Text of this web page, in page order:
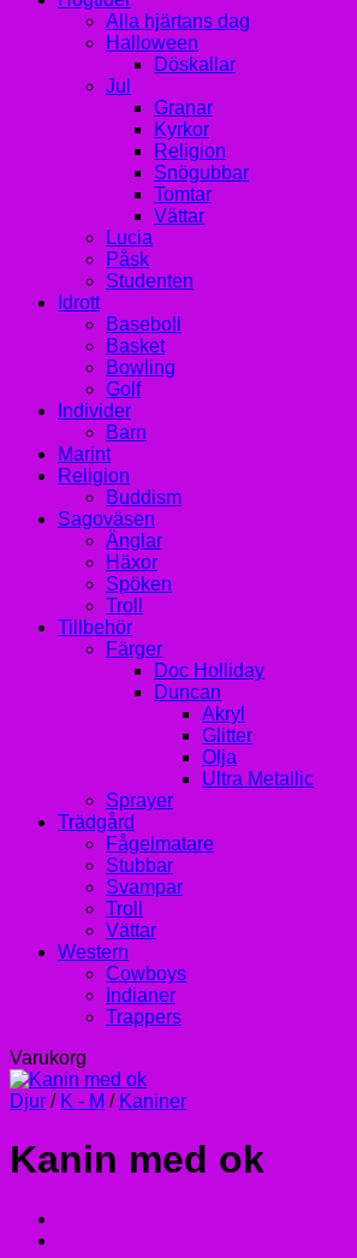
Alla hjärtans dag
Halloween
Döskallar
Jul
Granar
Kyrkor
Religion
Snögubbar
Tomtar
Vättar
Lucia
Påsk
Studenten
Idrott
Baseboll
Basket
Bowling
Golf
Individer
Barn
Marint
Religion
Buddism
Sagoväsen
Änglar
Häxor
Spöken
Troll
Tillbehör
Färger
Doc Holliday
Duncan
Akryl
Glitter
Olja
Ultra Metallic
Sprayer
Trädgård
Fågelmatare
Stubbar
Svampar
Troll
Vättar
Western
Cowboys
Indianer
Trappers
Varukorg
Djur / K - M / Kaniner
Kanin med ok